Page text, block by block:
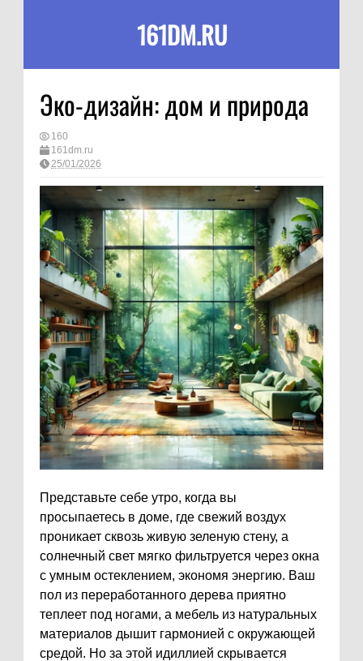
161DM.RU
Эко-дизайн: дом и природа
160
161dm.ru
25/01/2026
Представьте себе утро, когда вы
просыпаетесь в доме, где свежий воздух
проникает сквозь живую зеленую стену, а
солнечный свет мягко фильтруется через окна
с умным остеклением, экономя энергию. Ваш
пол из переработанного дерева приятно
теплеет под ногами, а мебель из натуральных
материалов дышит гармонией с окружающей
средой. Но за этой идиллией скрывается